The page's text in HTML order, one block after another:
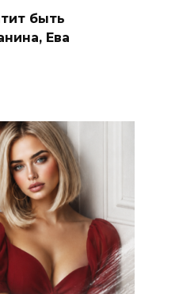
быть
Ева